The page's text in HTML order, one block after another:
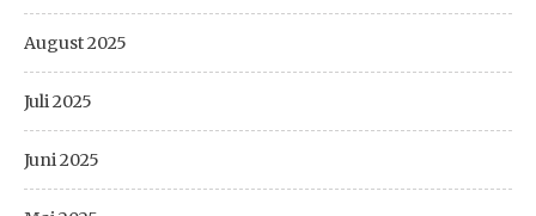
August 2025
Juli 2025
Juni 2025